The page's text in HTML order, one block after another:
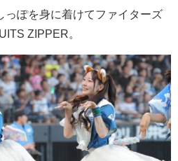
っぽを身に着けてファイターズ
ZIPPER。